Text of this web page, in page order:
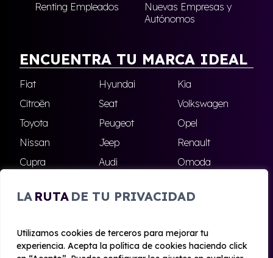
LA RUTA DE TU PRIVACIDAD
Utilizamos cookies de terceros para mejorar tu
experiencia. Acepta la política de cookies haciendo click
Renting Empleados
Nuevas Empresas y
Autónomos
ENCUENTRA TU MARCA IDEAL
Fiat Hyundai
Kia
Citroën
Seat
Volkswagen
Toyota
Peugeot
Opel
Nissan
Jeep
Renault
Cupra
Audi
Omoda
Skoda
Ford Todas las marcas
© 2020 - 2026 Alhambra Renting